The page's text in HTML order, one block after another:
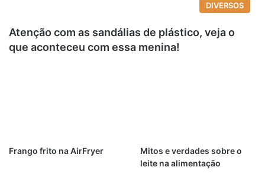
DIVERSOS
Atenção com as sandálias de plástico, veja o
que aconteceu com essa menina!
Frango frito na AirFryer
Mitos e verdades sobre o
leite na alimentação